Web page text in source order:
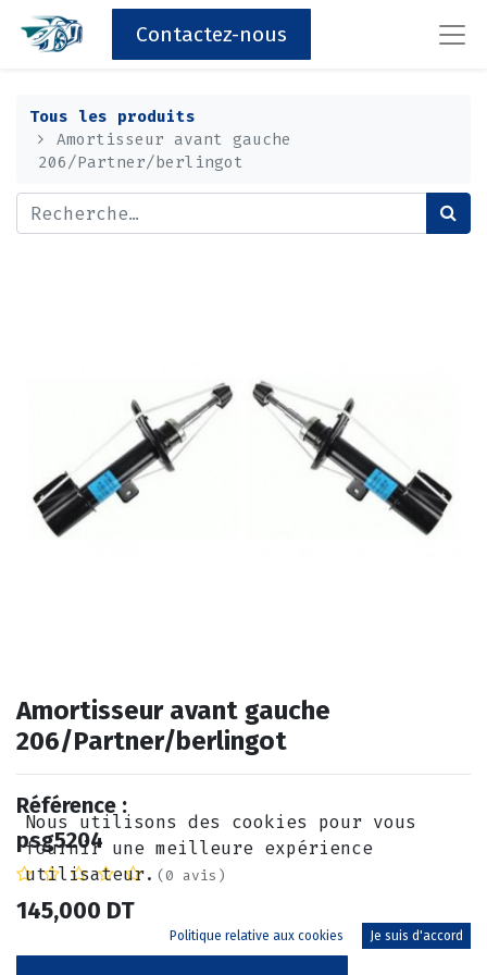
Contactez-nous
Tous les produits
Amortisseur avant gauche
206/Partner/berlingot
Amortisseur avant gauche
206/Partner/berlingot
Référence :
psg5204
(0 avis)
145,000 DT
Nous utilisons des cookies pour vous
fournir une meilleure expérience
utilisateur.
Politique relative aux cookies Je suis d'accord